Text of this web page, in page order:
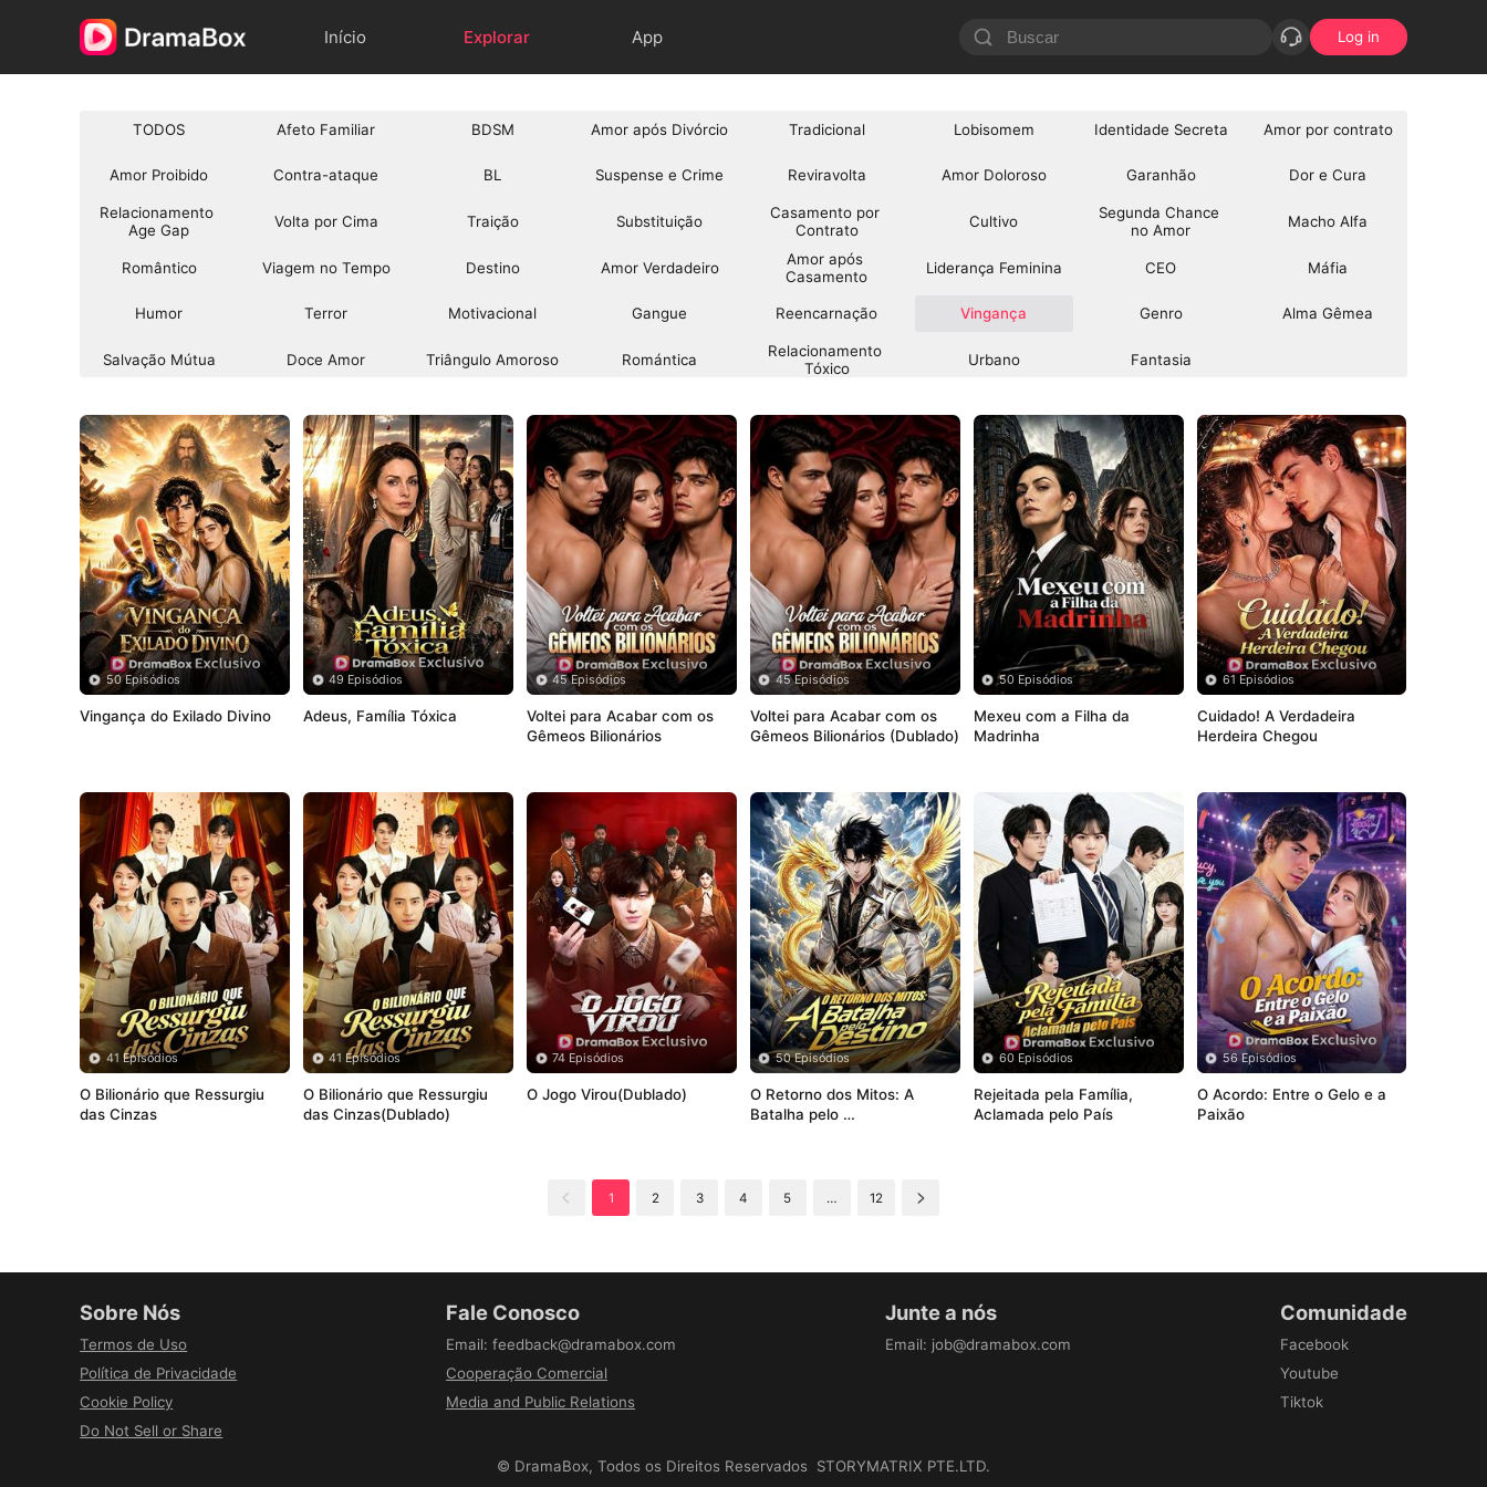
Início Explorar App Log in
TODOS Afeto Familiar BDSM Amor após Divórcio Tradicional Lobisomem Identidade Secreta Amor por contrato
Amor Proibido Contra-ataque BL Suspense e Crime Reviravolta Amor Doloroso Garanhão Dor e Cura
Relacionamento
Age Gap
Volta por Cima Traição Substituição
Casamento por
Contrato
Cultivo
Segunda Chance
no Amor
Macho Alfa
Romântico Viagem no Tempo Destino Amor Verdadeiro
Amor após
Casamento
Liderança Feminina CEO Máfia
Humor Terror Motivacional Gangue Reencarnação Vingança Genro Alma Gêmea
Salvação Mútua Doce Amor Triângulo Amoroso Romántica
Relacionamento
Tóxico
Urbano Fantasia
50 Episódios
Vingança do Exilado Divino
49 Episódios
Adeus, Família Tóxica
45 Episódios
Voltei para Acabar com os
Gêmeos Bilionários
45 Episódios
Voltei para Acabar com os
Gêmeos Bilionários (Dublado)
50 Episódios
Mexeu com a Filha da
Madrinha
61 Episódios
Cuidado! A Verdadeira
Herdeira Chegou
41 Episódios
O Bilionário que Ressurgiu
das Cinzas
41 Episódios
O Bilionário que Ressurgiu
das Cinzas(Dublado)
74 Episódios
O Jogo Virou(Dublado)
50 Episódios
O Retorno dos Mitos: A
Batalha pelo
60 Episódios
Rejeitada pela Família,
Aclamada pelo País
56 Episódios
O Acordo: Entre o Gelo e a
Paixão
1 2 3 4 5 … 12
Sobre Nós
Termos de Uso
Política de Privacidade
Cookie Policy
Do Not Sell or Share
Fale Conosco
Email:feedback@dramabox.com
Cooperação Comercial
Media and Public Relations
Junte a nós
Email: job@dramabox.com
Comunidade
Facebook
Youtube
Tiktok
© DramaBox, Todos os Direitos Reservados STORYMATRIX PTE.LTD.